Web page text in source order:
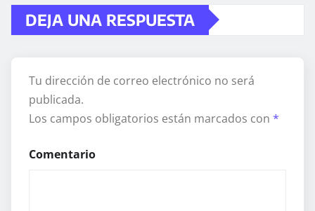
DEJA UNA RESPUESTA
Tu dirección de correo electrónico no será
publicada.
Los campos obligatorios están marcados con *
Comentario